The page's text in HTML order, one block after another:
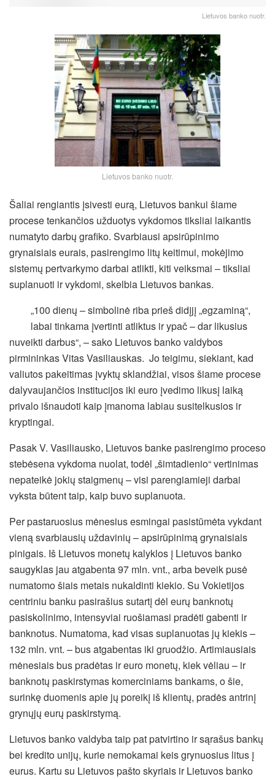
Lietuvos banko nuotr.
Lietuvos banko nuotr.
Šaliai rengiantis įsivesti eurą, Lietuvos bankui šiame
procese tenkančios užduotys vykdomos tiksliai laikantis
numatyto darbų grafiko. Svarbiausi apsirūpinimo
grynaisiais eurais, pasirengimo litų keitimui, mokėjimo
sistemų pertvarkymo darbai atlikti, kiti veiksmai – tiksliai
suplanuoti ir vykdomi, skelbia Lietuvos bankas.
„100 dienų – simbolinė riba prieš didįjį „egzaminą“,
labai tinkama įvertinti atliktus ir ypač – dar likusius
nuveikti darbus“, – sako Lietuvos banko valdybos
pirmininkas Vitas Vasiliauskas. Jo teigimu, siekiant, kad
valiutos pakeitimas įvyktų sklandžiai, visos šiame procese
dalyvaujančios institucijos iki euro įvedimo likusį laiką
privalo išnaudoti kaip įmanoma labiau susitelkusios ir
kryptingai.
Pasak V. Vasiliausko, Lietuvos banke pasirengimo proceso
stebėsena vykdoma nuolat, todėl „šimtadienio“ vertinimas
nepateikė jokių staigmenų – visi parengiamieji darbai
vyksta būtent taip, kaip buvo suplanuota.
Per pastaruosius mėnesius esmingai pasistūmėta vykdant
vieną svarbiausių uždavinių – apsirūpinimą grynaisiais
pinigais. Iš Lietuvos monetų kalyklos į Lietuvos banko
saugyklas jau atgabenta 97 mln. vnt., arba beveik pusė
numatomo šiais metais nukaldinti kiekio. Su Vokietijos
centriniu banku pasirašius sutartį dėl eurų banknotų
pasiskolinimo, intensyviai ruošiamasi pradėti gabenti ir
banknotus. Numatoma, kad visas suplanuotas jų kiekis –
132 mln. vnt. – bus atgabentas iki gruodžio. Artimiausiais
mėnesiais bus pradėtas ir euro monetų, kiek vėliau – ir
banknotų paskirstymas komerciniams bankams, o šie,
surinkę duomenis apie jų poreikį iš klientų, pradės antrinį
grynųjų eurų paskirstymą.
Lietuvos banko valdyba taip pat patvirtino ir sąrašus bankų
bei kredito unijų, kurie nemokamai keis grynuosius litus į
eurus. Kartu su Lietuvos pašto skyriais ir Lietuvos banko